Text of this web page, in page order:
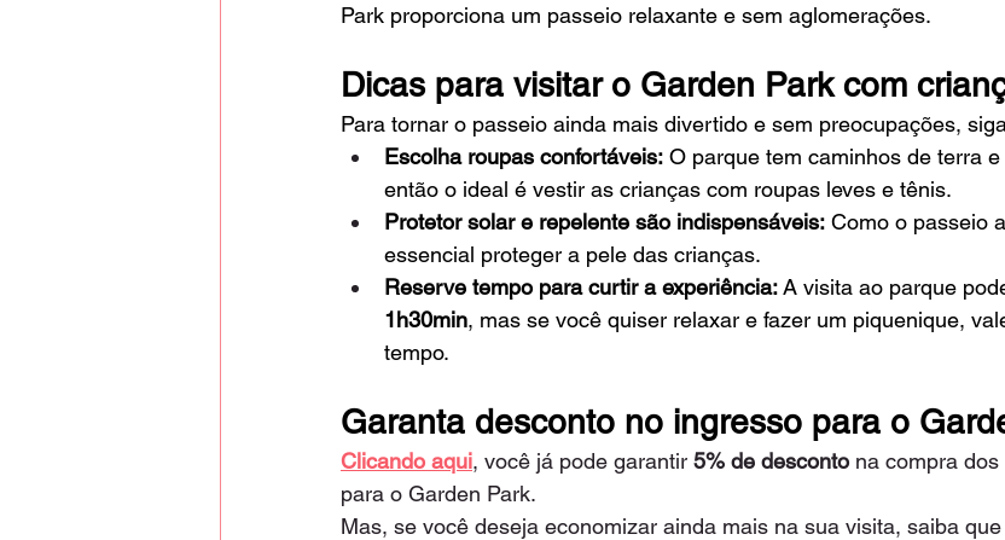
Park proporciona um passeio relaxante e sem aglomerações.
Dicas para visitar o Garden Park com
Para tornar o passeio ainda mais divertido e sem preocupações,
Escolha roupas confortáveis: O parque tem caminhos de terra
então o ideal é vestir as crianças com roupas leves e tênis.
Protetor solar e repelente são indispensáveis: Como o passeio
essencial proteger a pele das crianças.
Reserve tempo para curtir a experiência: A visita ao parque
1h30min, mas se você quiser relaxar e fazer um piquenique,
tempo.
Garanta desconto no ingresso para o
Clicando aqui, você já pode garantir 5% de desconto na compra
para o Garden Park.
Mas, se você deseja economizar ainda mais na sua visita, saiba